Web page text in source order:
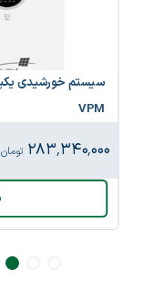
VPM
۲۸۳٬۳۴۰٬۰۰۰ تومان